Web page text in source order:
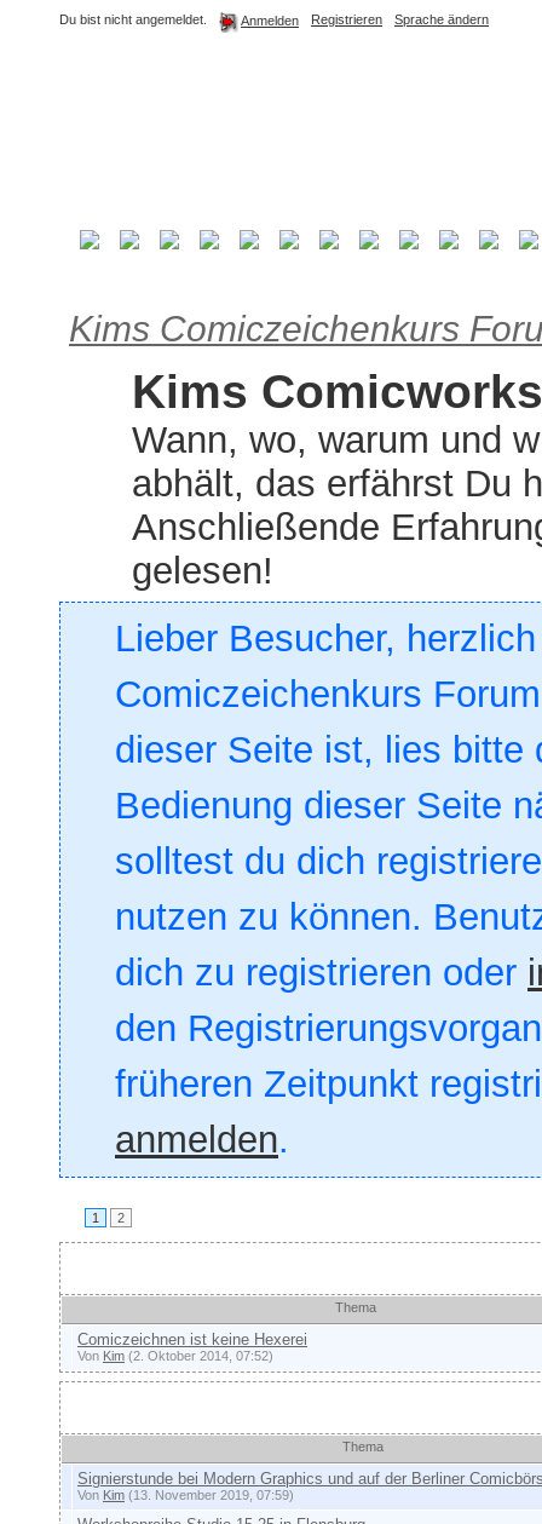
Du bist nicht angemeldet. Anmelden Registrieren Sprache ändern
Kims Comiczeichenkurs
Kims
Wann, wo, warum und
abhält, das erfährst Du
Anschließende
gelesen!
Lieber Besucher,
Comiczeichenkurs
dieser Seite ist, lies bitte
Bedienung dieser Seite
solltest du dich
nutzen zu können.
dich zu registrieren oder
den
früheren Zeitpunkt
anmelden.
1 2
Thema
Comiczeichnen ist keine Hexerei
Von Kim (2. Oktober 2014, 07:52)
Thema
Signierstunde bei Modern Graphics und auf der Berliner
Von Kim (13. November 2019, 07:59)